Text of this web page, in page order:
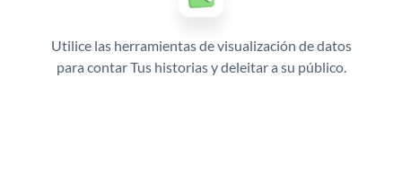
Utilice las herramientas de visualización de datos
para contar Tus historias y deleitar a su público.